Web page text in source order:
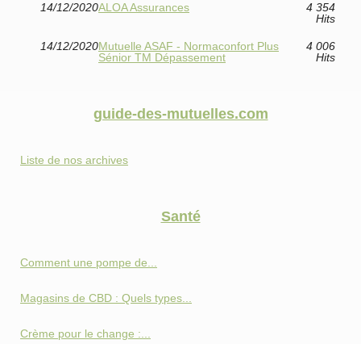
14/12/2020ALOA Assurances
4 354
Hits
14/12/2020Mutuelle ASAF - Normaconfort Plus
Sénior TM Dépassement
4 006
Hits
guide-des-mutuelles.com
Liste de nos archives
Santé
Comment une pompe de...
Magasins de CBD : Quels types...
Crème pour le change :...